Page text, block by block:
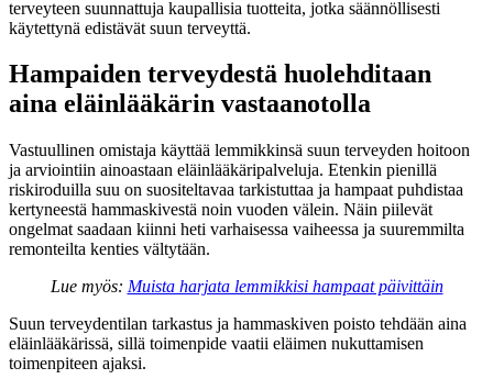
terveyteen suunnattuja kaupallisia tuotteita, jotka säännöllisesti
käytettynä edistävät suun terveyttä.
Hampaiden terveydestä huolehditaan
aina eläinlääkärin vastaanotolla
Vastuullinen omistaja käyttää lemmikkinsä suun terveyden hoitoon
ja arviointiin ainoastaan eläinlääkäripalveluja. Etenkin pienillä
riskiroduilla suu on suositeltavaa tarkistuttaa ja hampaat puhdistaa
kertyneestä hammaskivestä noin vuoden välein. Näin piilevät
ongelmat saadaan kiinni heti varhaisessa vaiheessa ja suuremmilta
remonteilta kenties vältytään.
Lue myös: Muista harjata lemmikkisi hampaat päivittäin
Suun terveydentilan tarkastus ja hammaskiven poisto tehdään aina
eläinlääkärissä, sillä toimenpide vaatii eläimen nukuttamisen
toimenpiteen ajaksi.